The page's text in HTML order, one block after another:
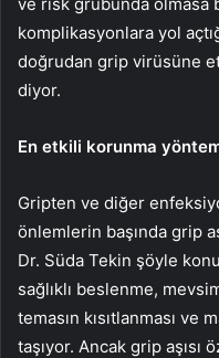
komplikasyonlara yol
doğrudan grip virüsüne
diyor.
En etkili korunma
Gripten ve diğer
önlemlerin başında grip
Dr. Süda Tekin şöyle
sağlıklı beslenme,
temasın kısıtlanması ve
taşıyor. Ancak grip aşısı